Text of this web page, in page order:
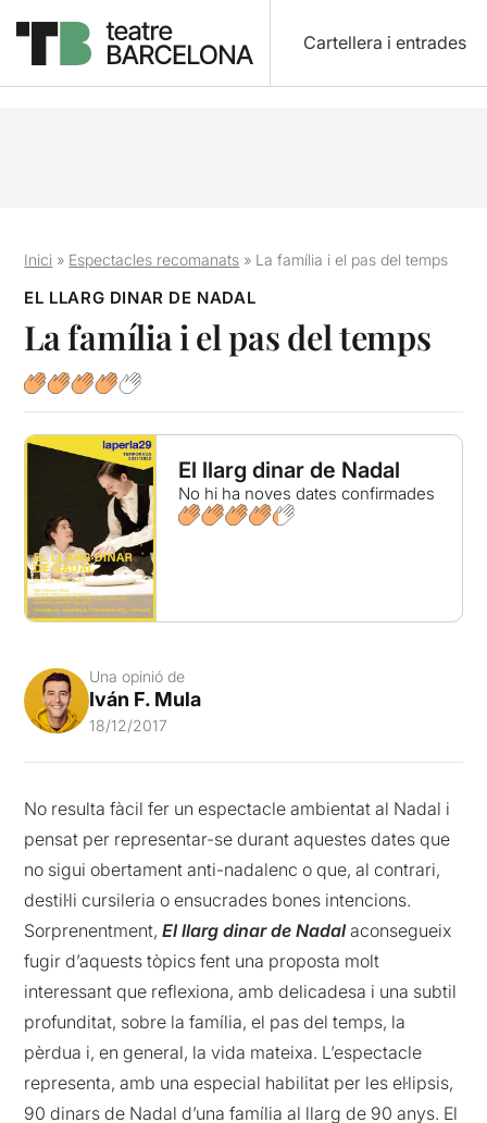
Cartellera i entrades
Inici » Espectacles recomanats » La família i el pas del temps
EL LLARG DINAR DE NADAL
La família i el pas del temps
El llarg dinar de Nadal
No hi ha noves dates confirmades
Una opinió de
Iván F. Mula
18/12/2017
No resulta fàcil fer un espectacle ambientat al Nadal i
pensat per representar-se durant aquestes dates que
no sigui obertament anti-nadalenc o que, al contrari,
destil·li cursileria o ensucrades bones intencions.
Sorprenentment,El llarg dinar de Nadal aconsegueix
fugir d’aquests tòpics fent una proposta molt
interessant que reflexiona, amb delicadesa i una subtil
profunditat, sobre la família, el pas del temps, la
pèrdua i, en general, la vida mateixa. L’espectacle
representa, amb una especial habilitat per les el·lipsis,
90 dinars de Nadal d’una família al llarg de 90 anys. El